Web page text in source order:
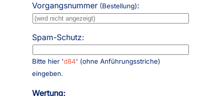
Wertung:
Vorgangsnummer (Bestellung):
Spam-Schutz:
Bitte hier 'd84' (ohne Anführungsstriche)
eingeben.